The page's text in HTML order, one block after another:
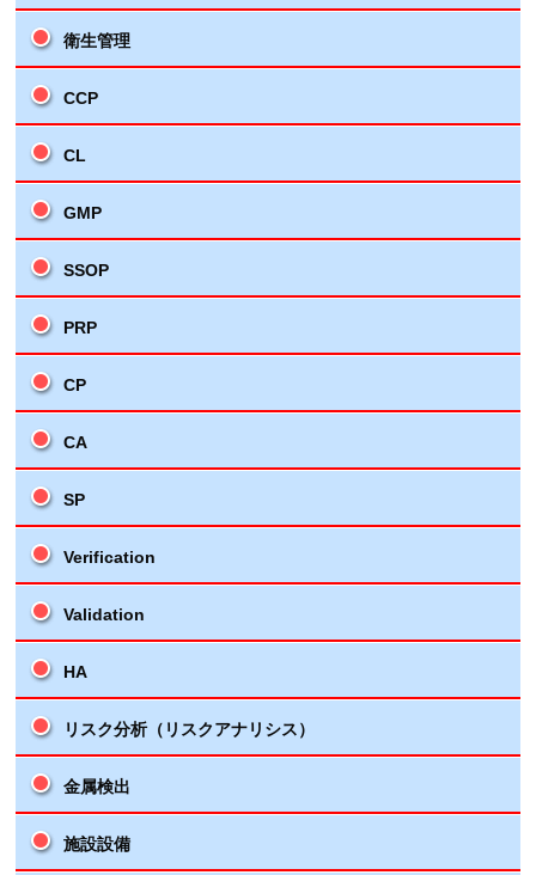
衛生管理
CCP
CL
GMP
SSOP
PRP
CP
CA
SP
Verification
Validation
HA
リスク分析（リスクアナリシス）
金属検出
施設設備